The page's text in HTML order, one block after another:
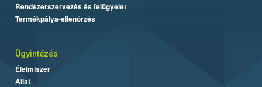
Rendszerszervezés és felügyelet
Termékpálya-ellenőrzés
Ügyintézés
Élelmiszer
Állat